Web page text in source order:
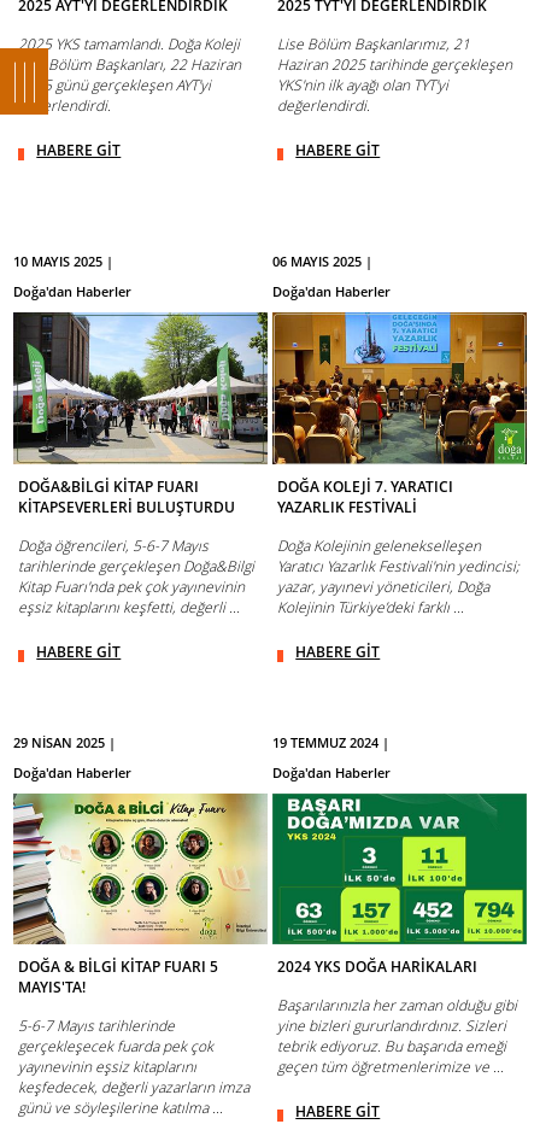
2025 AYT'Yİ DEĞERLENDİRDİK
2025 YKS tamamlandı. Doğa Koleji
Lise Bölüm Başkanları, 22 Haziran
2025 günü gerçekleşen AYT'yi
değerlendirdi.
HABERE GİT
2025 TYT'Yİ DEĞERLENDİRDİK
Lise Bölüm Başkanlarımız, 21
Haziran 2025 tarihinde gerçekleşen
YKS'nin ilk ayağı olan TYT'yi
değerlendirdi.
HABERE GİT
10 MAYIS 2025 |
Doğa'dan Haberler
DOĞA&BİLGİ KİTAP FUARI
KİTAPSEVERLERİ BULUŞTURDU
Doğa öğrencileri, 5-6-7 Mayıs
tarihlerinde gerçekleşen Doğa&Bilgi
Kitap Fuarı'nda pek çok yayınevinin
eşsiz kitaplarını keşfetti, değerli ...
HABERE GİT
06 MAYIS 2025 |
Doğa'dan Haberler
DOĞA KOLEJİ 7. YARATICI
YAZARLIK FESTİVALİ
Doğa Kolejinin gelenekselleşen
Yaratıcı Yazarlık Festivali'nin yedincisi;
yazar, yayınevi yöneticileri, Doğa
Kolejinin Türkiye’deki farklı ...
HABERE GİT
29 NİSAN 2025 |
Doğa'dan Haberler
DOĞA & BİLGİ KİTAP FUARI 5
MAYIS'TA!
5-6-7 Mayıs tarihlerinde
gerçekleşecek fuarda pek çok
yayınevinin eşsiz kitaplarını
keşfedecek, değerli yazarların imza
günü ve söyleşilerine katılma ...
19 TEMMUZ 2024 |
Doğa'dan Haberler
2024 YKS DOĞA HARİKALARI
Başarılarınızla her zaman olduğu gibi
yine bizleri gururlandırdınız. Sizleri
tebrik ediyoruz. Bu başarıda emeği
geçen tüm öğretmenlerimize ve ...
HABERE GİT